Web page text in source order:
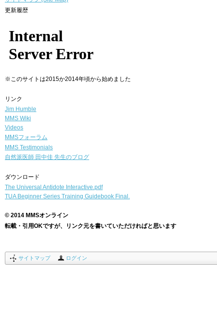
更新履歴
※このサイトは2015か2014年頃から始めました
リンク
Jim Humble
MMS Wiki
Videos
MMSフォーラム
MMS Testimonials
自然派医師 田中佳 先生のブログ
ダウンロード
The Universal Antidote Interactive.pdf
TUA Beginner Series Training Guidebook Final.
© 2014 MMSオンライン
転載・引用OKですが、リンク元を書いていただければと思います
サイトマップ ログイン